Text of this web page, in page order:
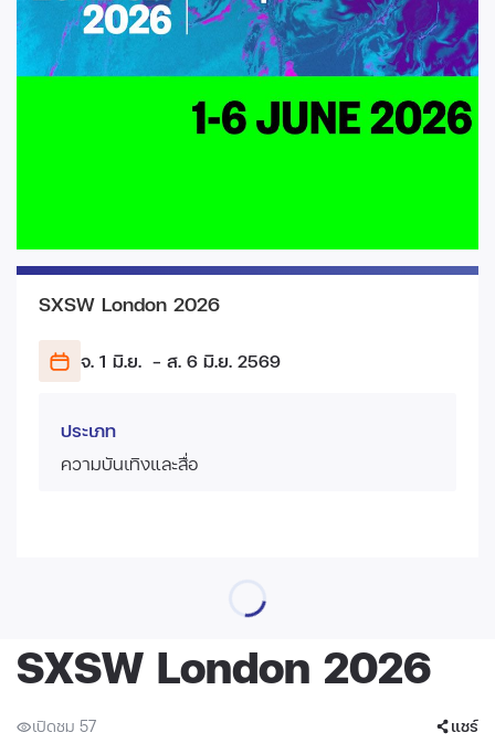
SXSW London 2026
จ. 1 มิ.ย. - ส. 6 มิ.ย. 2569
ประเภท
ความบันเทิงและสื่อ
SXSW London 2026
เปิดชม 57 แชร์